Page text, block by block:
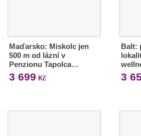
Maďarsko: Miskolc jen
500 m od lázní v
Penzionu Tapolca…
3 699 Kč
Balt:
3